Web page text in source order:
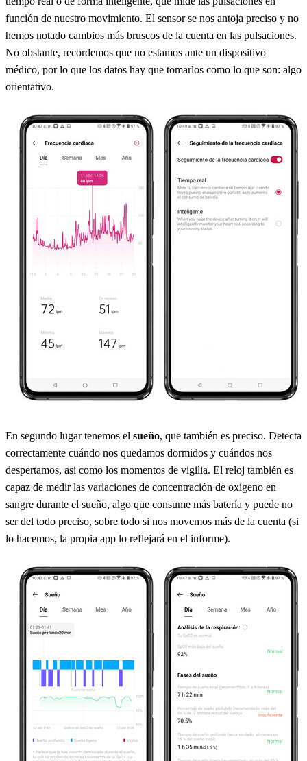
función de nuestro movimiento. El sensor se nos antoja preciso y no
hemos notado cambios más bruscos de la cuenta en las pulsaciones.
No obstante, recordemos que no estamos ante un dispositivo
médico, por lo que los datos hay que tomarlos como lo que son: algo
orientativo.
En segundo lugar tenemos el sueño, que también es preciso. Detecta
correctamente cuándo nos quedamos dormidos y cuándos nos
despertamos, así como los momentos de vigilia. El reloj también es
capaz de medir las variaciones de concentración de oxígeno en
sangre durante el sueño, algo que consume más batería y puede no
ser del todo preciso, sobre todo si nos movemos más de la cuenta (si
lo hacemos, la propia app lo reflejará en el informe).